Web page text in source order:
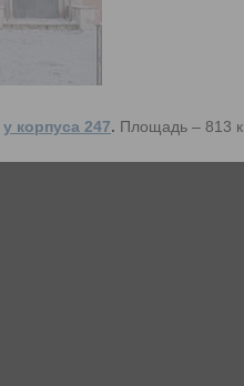
у корпуса 247. Площадь – 813